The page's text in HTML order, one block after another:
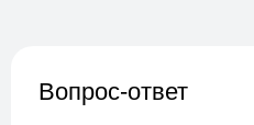
Вопрос-ответ